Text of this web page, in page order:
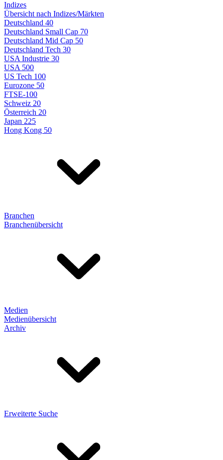
Indizes
Übersicht nach Indizes/Märkten
Deutschland 40
Deutschland Small Cap 70
Deutschland Mid Cap 50
Deutschland Tech 30
USA Industrie 30
USA 500
US Tech 100
Eurozone 50
FTSE-100
Schweiz 20
Österreich 20
Japan 225
Hong Kong 50
Branchen
Branchenübersicht
Medien
Medienübersicht
Archiv
Erweiterte Suche